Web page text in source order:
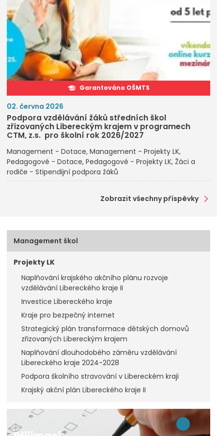
Garantováno OŠMTS
02. června 2026
Podpora vzdělávání žáků středních škol
zřizovaných Libereckým krajem v programech
CTM, z.s. pro školní rok 2026/2027
Management - Dotace Management - Projekty LK
Pedagogové - Dotace Pedagogové - Projekty LK Žáci a
rodiče - Stipendijní podpora žáků
Zobrazit všechny příspěvky
Management škol
Projekty LK
Naplňování krajského akčního plánu rozvoje
vzdělávání Libereckého kraje II
Investice Libereckého kraje
Kraje pro bezpečný internet
Strategický plán transformace dětských domovů
zřizovaných Libereckým krajem
Naplňování dlouhodobého záměru vzdělávání
Libereckého kraje 2024-2028
Podpora školního stravování v Libereckém kraji
Krajský akční plán Libereckého kraje II